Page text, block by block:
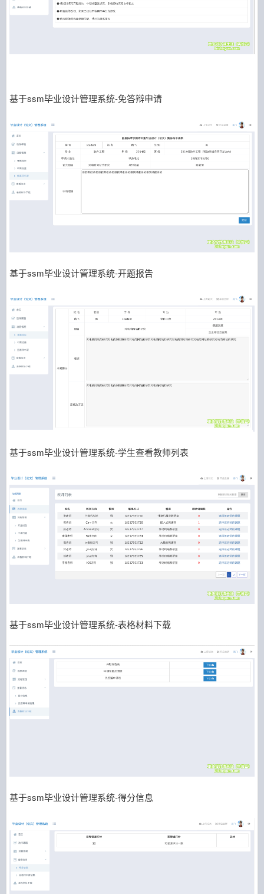
基于ssm毕业设计管理系统-免答辩申请
基于ssm毕业设计管理系统-开题报告
基于ssm毕业设计管理系统-学生查看教师列表
基于ssm毕业设计管理系统-表格材料下载
基于ssm毕业设计管理系统-得分信息